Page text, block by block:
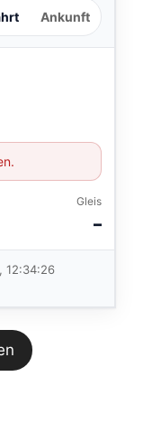
Ankunft
Gleis
–
12:34:26